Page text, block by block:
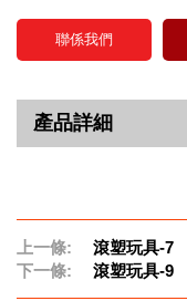
聯係我們
產品詳細
上一條:
滾塑玩具-7
下一條:
滾塑玩具-9